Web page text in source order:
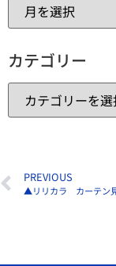
カテゴリー
PREVIOUS